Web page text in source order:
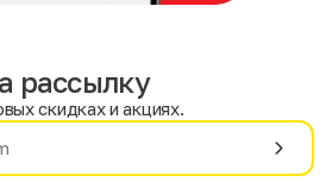
рассылку
скидках и акциях.